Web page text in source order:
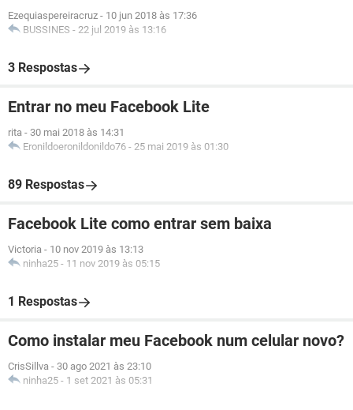
Ezequiaspereiracruz - 10 jun 2018 às 17:36
BUSSINES - 22 jul 2019 às 13:16
3 Respostas
Entrar no meu Facebook Lite
rita - 30 mai 2018 às 14:31
Eronildoeronildonildo76 - 25 mai 2019 às 01:30
89 Respostas
Facebook Lite como entrar sem baixa
Victoria - 10 nov 2019 às 13:13
ninha25 - 11 nov 2019 às 05:15
1 Respostas
Como instalar meu Facebook num celular novo?
CrisSillva - 30 ago 2021 às 23:10
ninha25 - 1 set 2021 às 05:31